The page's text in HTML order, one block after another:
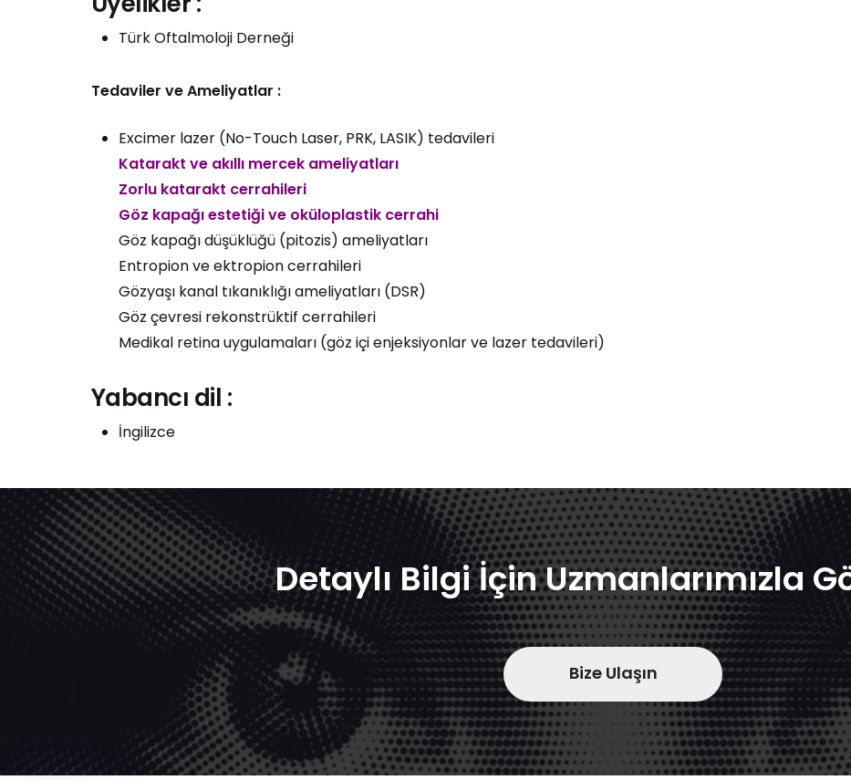
Türk Oftalmoloji Derneği
Tedaviler ve Ameliyatlar :
Excimer lazer (No-Touch Laser, PRK, LASIK) tedavileri
Katarakt ve akıllı mercek ameliyatları
Zorlu katarakt cerrahileri
Göz kapağı estetiği ve oküloplastik cerrahi
Göz kapağı düşüklüğü (pitozis) ameliyatları
Entropion ve ektropion cerrahileri
Gözyaşı kanal tıkanıklığı ameliyatları (DSR)
Göz çevresi rekonstrüktif cerrahileri
Medikal retina uygulamaları (göz içi enjeksiyonlar ve lazer tedavileri)
Yabancı dil :
İngilizce
Detaylı Bilgi İçin Uzmanlarımızla
Bize Ulaşın